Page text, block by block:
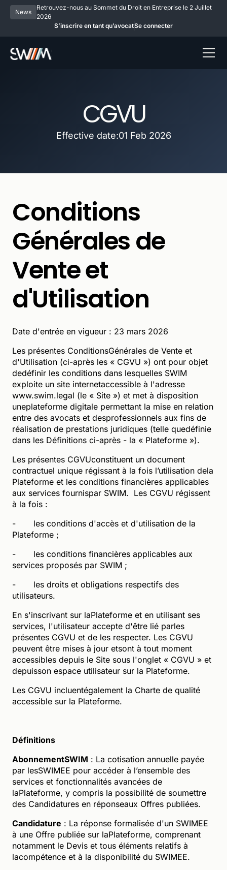
News
Retrouvez-nous au Sommet du Droit en Entreprise le 2 Juillet
2026
S’inscrire en tant qu’avocatSe connecter
CGVU
Effective date:01 Feb 2026
Conditions
Générales de
Vente et
d'Utilisation
Date d'entrée en vigueur : 23 mars 2026
Les présentes ConditionsGénérales de Vente et
d'Utilisation (ci-après les « CGVU ») ont pour objet
dedéfinir les conditions dans lesquelles SWIM
exploite un site internetaccessible à l'adresse
www.swim.legal (le « Site ») et met à disposition
uneplateforme digitale permettant la mise en relation
entre des avocats et desprofessionnels aux fins de
réalisation de prestations juridiques (telle quedéfinie
dans les Définitions ci-après - la « Plateforme »).
Les présentes CGVUconstituent un document
contractuel unique régissant à la fois l’utilisation dela
Plateforme et les conditions financières applicables
aux services fournispar SWIM. Les CGVU régissent
à la fois :
- les conditions d'accès et d'utilisation de la
Plateforme ;
- les conditions financières applicables aux
services proposés par SWIM ;
- les droits et obligations respectifs des
utilisateurs.
En s'inscrivant sur laPlateforme et en utilisant ses
services, l'utilisateur accepte d'être lié parles
présentes CGVU et de les respecter. Les CGVU
peuvent être mises à jour etsont à tout moment
accessibles depuis le Site sous l'onglet « CGVU » et
depuisson espace utilisateur sur la Plateforme.
Les CGVU incluentégalement la Charte de qualité
accessible sur la Plateforme.
Définitions
AbonnementSWIM : La cotisation annuelle payée
par lesSWIMEE pour accéder à l’ensemble des
services et fonctionnalités avancées de
laPlateforme, y compris la possibilité de soumettre
des Candidatures en réponseaux Offres publiées.
Candidature : La réponse formalisée d'un SWIMEE
à une Offre publiée sur laPlateforme, comprenant
notamment le Devis et tous éléments relatifs à
lacompétence et à la disponibilité du SWIMEE.